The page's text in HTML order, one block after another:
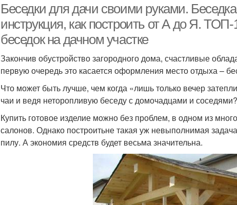
Простые беседки
Беседка из дерева Садовые беседки
Беседки для дачи своими руками.
инструкция, как построить от А до Я.
беседок на дачном участке
Закончив обустройство загородного дома, счастливые
первую очередь это касается оформления место отдыха –
Что может быть лучше, чем когда «лишь только вечер
чаи и ведя неторопливую беседу с домочадцами и соседями?
Купить готовое изделие можно без проблем, в одном из
салонов. Однако построитьне такая уж невыполнимая
пилу. А экономия средств будет весьма значительна.